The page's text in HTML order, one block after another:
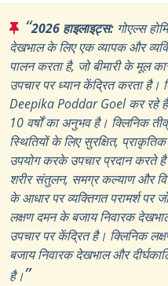
“2026 हाइलाइट्स: गोएल्स
देखभाल के लिए एक व्यापक और
पालन करता है, जो बीमारी के मूल
उपचार पर ध्यान केंद्रित करता है।
Deepika Poddar Goel कर रहे हैं
10 वर्षों का अनुभव है। क्लिनिक
स्थितियों के लिए सुरक्षित,
उपयोग करके उपचार प्रदान करते
शरीर संतुलन, समग्र कल्याण और
के आधार पर व्यक्तिगत परामर्श पर
लक्षण दमन के बजाय निवारक
उपचार पर केंद्रित है। क्लिनिक
बजाय निवारक देखभाल और
है।”